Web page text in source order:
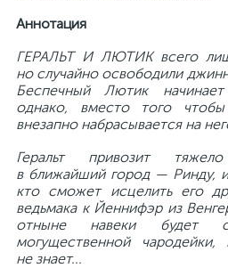
Аннотация
ГЕРАЛЬТ И ЛЮТИК всего
но случайно освободили
Беспечный Лютик начинает
однако, вместо того
внезапно набрасывается на
Геральт привозит
в ближайший город — Ринду, и
кто сможет исцелить его
ведьмака к Йеннифэр из
отныне навеки будет
могущественной
не знает...